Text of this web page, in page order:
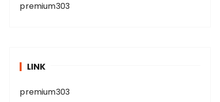
premium303
LINK
premium303